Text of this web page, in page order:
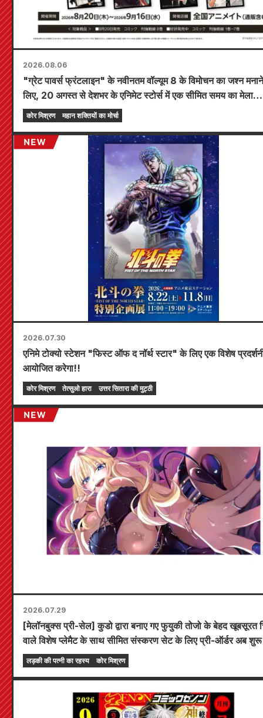
2026.08.06
"ग्रेट पावर्स फ्रंटलाइन" के नवीनतम वॉल्यूम 8 के विमोचन का जश्न
लिए, 20 अगस्त से देशभर के एनिमेट स्टोर्स में एक सीमित समय का मेला
आयोजित किया जाएगा, जहाँ आप एक विशेष रूप से डिज़ाइन किया गया
(कुल 4 प्रकार) प्राप्त कर सकते हैं!
कोर मिश्रण महान शक्तियों का मोर्चा
2026.07.30
एनिमे टोक्यो स्टेशन "फिस्ट ऑफ द नॉर्थ स्टार" के लिए एक विशेष
आयोजित करेगा!!
कोर मिश्रण तेत्सुओ हारा उत्तर सितारा की मुट्ठी
2026.07.29
[मेलॉनबुक्स प्री-सेल] कुडो द्वारा बनाए गए फुयुकी तोजो के बेहद खूबसूरत
वाले विशेष प्लेमैट के साथ सीमित संस्करण सेट के लिए प्री-ऑर्डर अब शुरू
हैं! "द सीक्रेट ऑफ द गैल ब्राइड" का नवीनतम खंड 6 20 अक्टूबर को
होने वाला है!
लड़की की पत्नी का रहस्य कोर मिश्रण